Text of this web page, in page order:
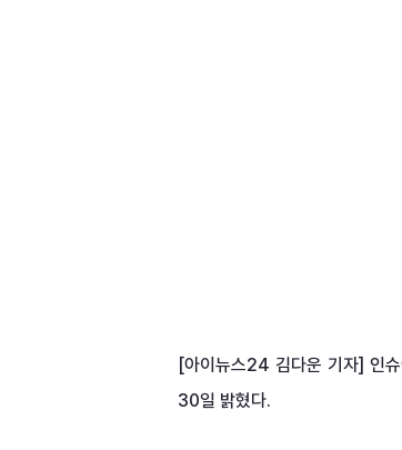
[아이뉴스24 김다운 기자] 인
30일 밝혔다.